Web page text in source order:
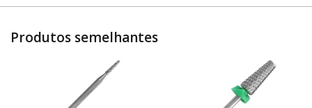
Produtos semelhantes